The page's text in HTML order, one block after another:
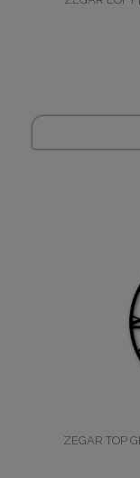
ZEGAR TOP